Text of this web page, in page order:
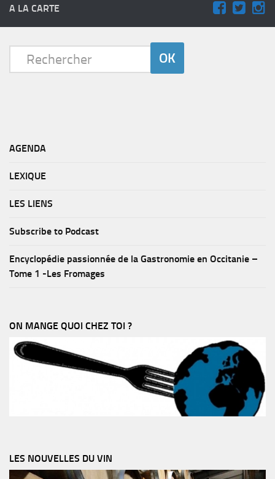
A LA CARTE
AGENDA
LEXIQUE
LES LIENS
Subscribe to Podcast
Encyclopédie passionnée de la Gastronomie en Occitanie –
Tome 1 -Les Fromages
ON MANGE QUOI CHEZ TOI ?
LES NOUVELLES DU VIN